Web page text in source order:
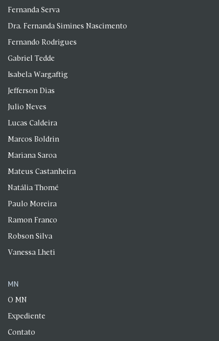
Fernanda Serva
Dra. Fernanda Simines Nascimento
Fernando Rodrigues
Gabriel Tedde
Isabela Wargaftig
Jefferson Dias
Julio Neves
Lucas Caldeira
Marcos Boldrin
Mariana Saroa
Mateus Castanheira
Natália Thomé
Paulo Moreira
Ramon Franco
Robson Silva
Vanessa Lheti
MN
O MN
Expediente
Contato